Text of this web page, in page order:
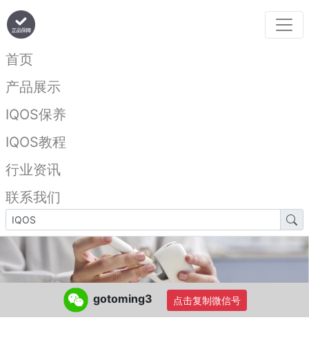
首页
产品展示
IQOS保养
IQOS教程
行业资讯
联系我们
gotoming3 点击复制微信号